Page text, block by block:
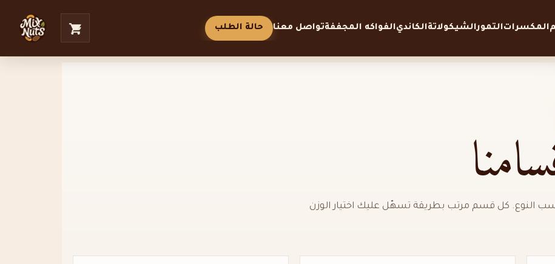
المكسراتالتمورالشيكولاتةالكانديالفواكه المجففةتواصل معنا حالة الطلب
النوع. كل قسم مرتب بطريقة تسهّل عليك اختيار الوزن